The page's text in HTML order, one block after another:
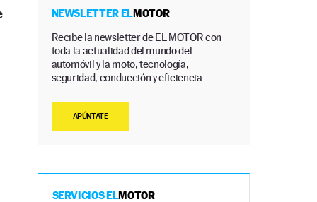
NEWSLETTER ELMOTOR
Recibe la newsletter de EL MOTOR con
toda la actualidad del mundo del
automóvil y la moto, tecnología,
seguridad, conducción y eficiencia.
APÚNTATE
SERVICIOS ELMOTOR